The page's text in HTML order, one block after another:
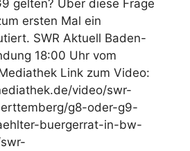
gelten? Über diese Frage
ersten Mal ein
SWR Aktuell Baden-
18:00 Uhr vom
Link zum Video:
video/swr-
g8-oder-g9-
buergerrat-in-bw-